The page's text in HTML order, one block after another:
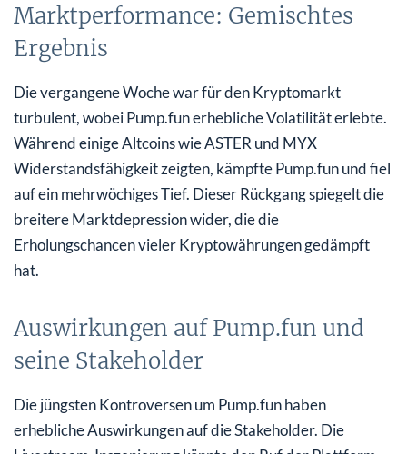
Marktperformance: Gemischtes
Ergebnis
Die vergangene Woche war für den Kryptomarkt
turbulent, wobei Pump.fun erhebliche Volatilität erlebte.
Während einige Altcoins wie ASTER und MYX
Widerstandsfähigkeit zeigten, kämpfte Pump.fun und fiel
auf ein mehrwöchiges Tief. Dieser Rückgang spiegelt die
breitere Marktdepression wider, die die
Erholungschancen vieler Kryptowährungen gedämpft
hat.
Auswirkungen auf Pump.fun und
seine Stakeholder
Die jüngsten Kontroversen um Pump.fun haben
erhebliche Auswirkungen auf die Stakeholder. Die